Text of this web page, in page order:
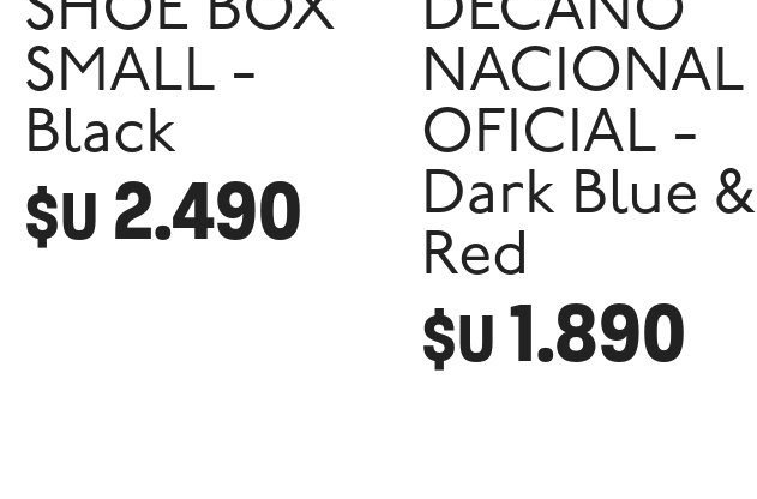
SHOE BOX
SMALL -
Black
$U 2.490
DECANO
NACIONAL
OFICIAL -
Dark Blue &
Red
$U1.890